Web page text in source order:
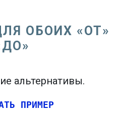
ОБОИХ «ОТ»
альтернативы.
ПРИМЕР